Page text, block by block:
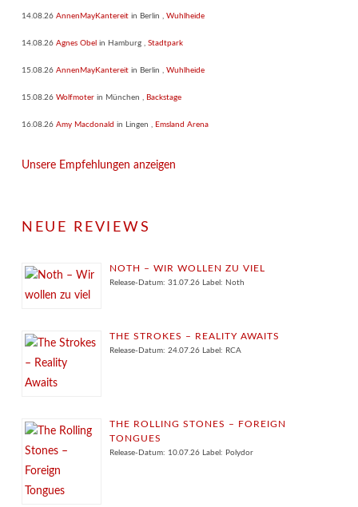
14.08.26 AnnenMayKantereit in Berlin , Wuhlheide
14.08.26 Agnes Obel in Hamburg , Stadtpark
15.08.26 AnnenMayKantereit in Berlin , Wuhlheide
15.08.26 Wolfmoter in München , Backstage
16.08.26 Amy Macdonald in Lingen , Emsland Arena
Unsere Empfehlungen anzeigen
NEUE REVIEWS
NOTH – WIR WOLLEN ZU VIEL
Release-Datum: 31.07.26 Label: Noth
THE STROKES – REALITY AWAITS
Release-Datum: 24.07.26 Label: RCA
THE ROLLING STONES – FOREIGN
TONGUES
Release-Datum: 10.07.26 Label: Polydor